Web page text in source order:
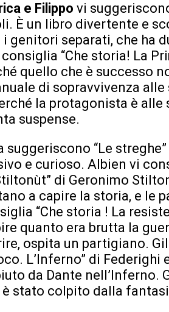
e Filippo vi
È un libro divertente e
i genitori separati, che ha
“Che storia! La
quello che è successo
di sopravvivenza alle
la protagonista è alle
suspense.
suggeriscono “Le
e curioso. Albien vi
di Geronimo
a capire la storia, e le
“Che storia ! La
quanto era brutta la
ospita un partigiano.
L’Inferno” di
da Dante nell’Inferno.
è stato colpito dalla